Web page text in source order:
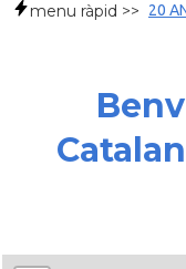
menu ràpid >> 20